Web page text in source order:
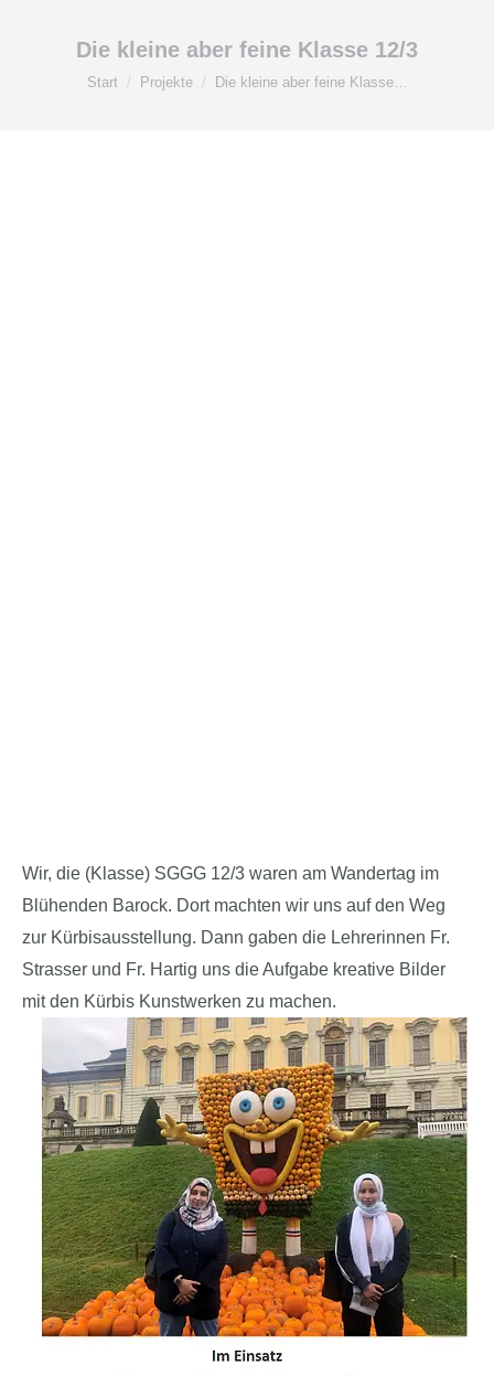
Die kleine aber feine Klasse 12/3
Sie befinden sich hier:
Start Projekte Die kleine aber feine Klasse…
Wir, die (Klasse) SGGG 12/3 waren am Wandertag im
Blühenden Barock. Dort machten wir uns auf den Weg
zur Kürbisausstellung. Dann gaben die Lehrerinnen Fr.
Strasser und Fr. Hartig uns die Aufgabe kreative Bilder
mit den Kürbis Kunstwerken zu machen.